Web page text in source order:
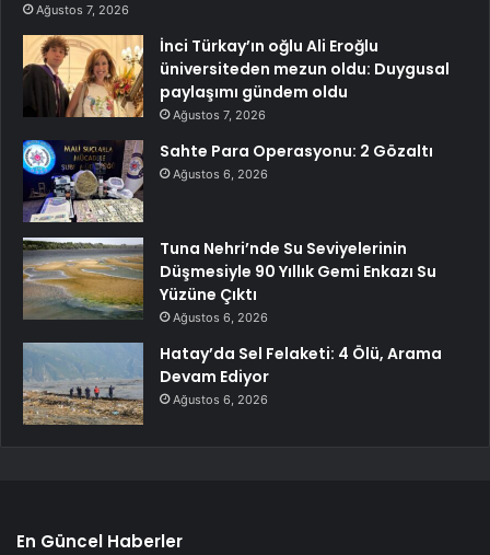
Ağustos 7, 2026
İnci Türkay’ın oğlu Ali Eroğlu
üniversiteden mezun oldu: Duygusal
paylaşımı gündem oldu
Ağustos 7, 2026
Sahte Para Operasyonu: 2 Gözaltı
Ağustos 6, 2026
Tuna Nehri’nde Su Seviyelerinin
Düşmesiyle 90 Yıllık Gemi Enkazı Su
Yüzüne Çıktı
Ağustos 6, 2026
Hatay’da Sel Felaketi: 4 Ölü, Arama
Devam Ediyor
Ağustos 6, 2026
En Güncel Haberler